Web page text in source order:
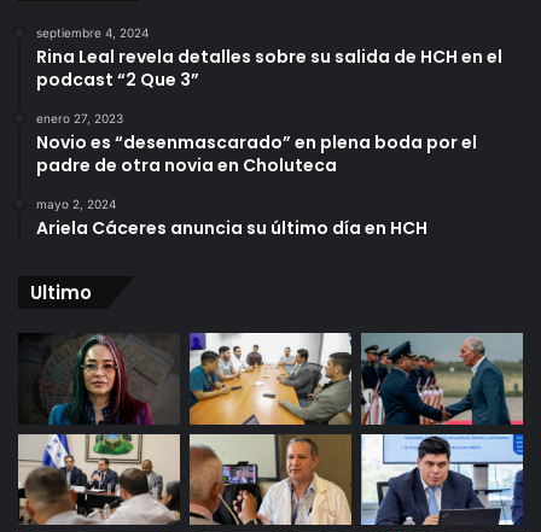
septiembre 4, 2024
Rina Leal revela detalles sobre su salida de HCH en el
podcast “2 Que 3”
enero 27, 2023
Novio es “desenmascarado” en plena boda por el
padre de otra novia en Choluteca
mayo 2, 2024
Ariela Cáceres anuncia su último día en HCH
Ultimo